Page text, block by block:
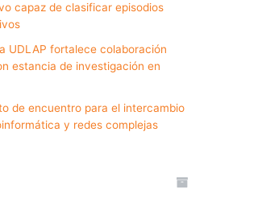
capaz de clasificar episodios
UDLAP fortalece colaboración
estancia de investigación en
de encuentro para el intercambio
y redes complejas